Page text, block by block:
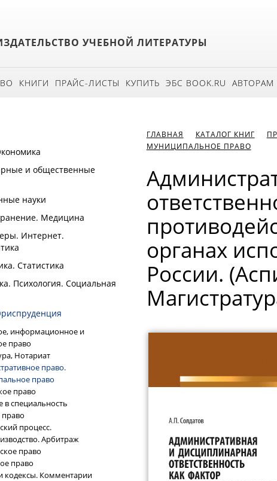
УЧЕБНОЙ ЛИТЕРАТУРЫ
КНИГИ ПРАЙС-ЛИСТЫ КУПИТЬ ЭБС BOOK.RU АВТОРАМ
и общественные
науки
Медицина
Интернет.
Статистика
Психология. Социальная
информационное и
право
Нотариат
право.
право
право
в специальность
процесс.
Арбитраж
право
право
кодексы. Комментарии
ГЛАВНАЯ КАТАЛОГ КНИГ
МУНИЦИПАЛЬНОЕ ПРАВО
органах
России.